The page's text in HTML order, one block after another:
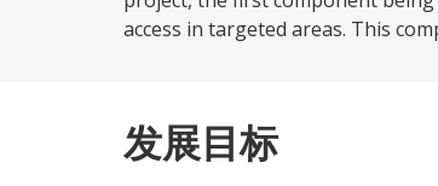
access in targeted areas. This
发展目标